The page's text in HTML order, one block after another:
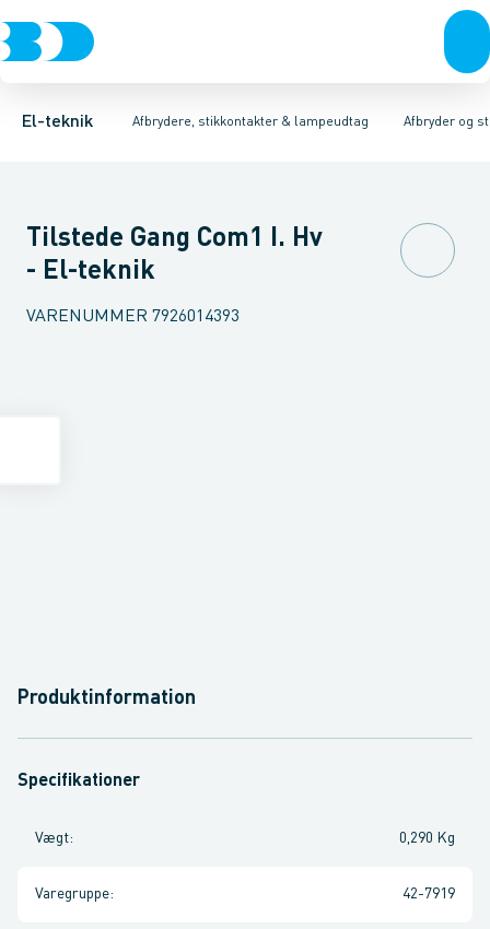
El-teknik Afbrydere, stikkontakter & lampeudtag
Afbrydere, stikkontakter & lampeudtagForgreningsmateriel
Afbryder og
Afbryder og stikdåsemateriel
Afbryder og stikkontakt kombinationInstallationsafbryder
Tilstede Gang Com1 I. Hv
- El-teknik
VARENUMMER 7926014393
Produktinformation
Specifikationer
Vægt: 0,290 Kg
Varegruppe: 42-7919